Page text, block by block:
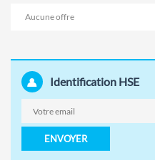
Aucune offre
Identification HSE
ENVOYER